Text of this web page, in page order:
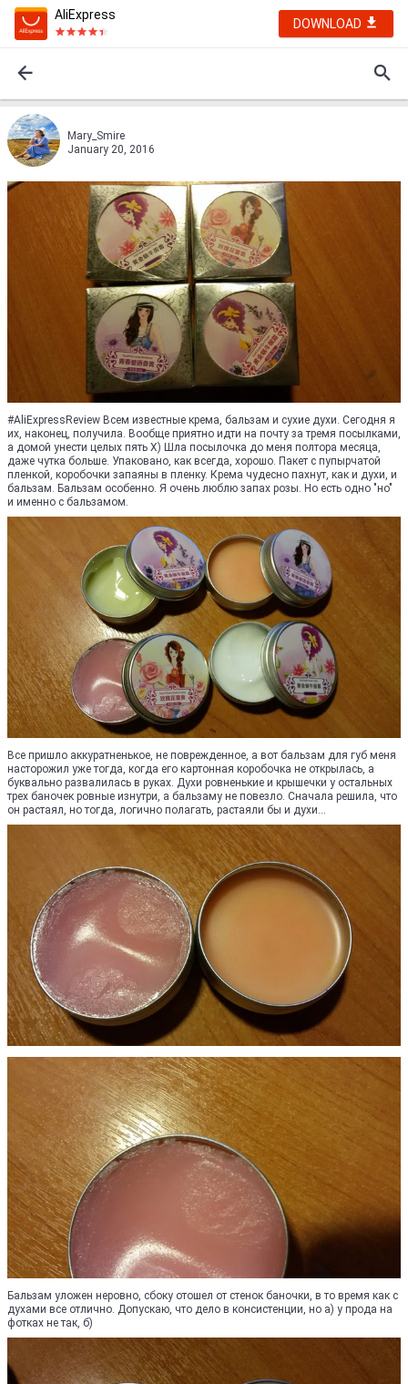
AliExpress
DOWNLOAD
Mary_Smire
January 20, 2016
#AliExpressReview Всем известные крема, бальзам и сухие духи. Сегодня я
их, наконец, получила. Вообще приятно идти на почту за тремя посылками,
а домой унести целых пять Х) Шла посылочка до меня полтора месяца,
даже чутка больше. Упаковано, как всегда, хорошо. Пакет с пупырчатой
пленкой, коробочки запаяны в пленку. Крема чудесно пахнут, как и духи, и
бальзам. Бальзам особенно. Я очень люблю запах розы. Но есть одно "но"
и именно с бальзамом.
Все пришло аккуратненькое, не поврежденное, а вот бальзам для губ меня
насторожил уже тогда, когда его картонная коробочка не открылась, а
буквально развалилась в руках. Духи ровненькие и крышечки у остальных
трех баночек ровные изнутри, а бальзаму не повезло. Сначала решила, что
он растаял, но тогда, логично полагать, растаяли бы и духи...
Бальзам уложен неровно, сбоку отошел от стенок баночки, в то время как с
духами все отлично. Допускаю, что дело в консистенции, но а) у прода на
фотках не так, б)